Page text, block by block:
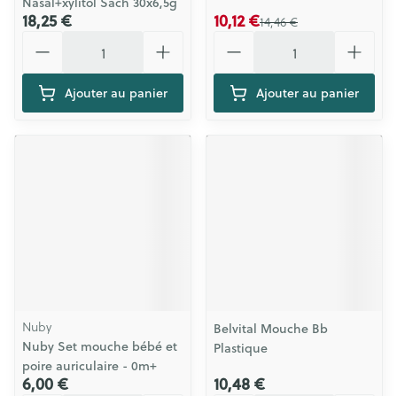
18,25 €
Ajouter au panier
14,46 €
10,12 €
Ajouter au panier
Nuby
Nuby Set mouche bébé et
poire auriculaire - 0m+
6,00 €
Belvital Mouche Bb
Plastique
10,48 €